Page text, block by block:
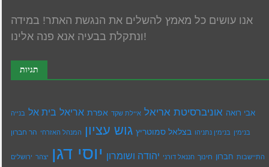
אנו עושים כל מאמץ להשלים את הנגשת האתר! במידה
ונתקלת בבעיה אנא פנה אלינו!
תגיות
אבי רואה אוניברסיטת אריאל איילת שקד אפרת אריאל בית אל בנייה
בנימין בנימין נתניהו בצלאל סמוטריץ גוש עציון המנהל האזרחי הר חברון
התיישבות חברון חינוך חננאל דורני יהודה ושומרון יוסי דגן יצהר ירושלים